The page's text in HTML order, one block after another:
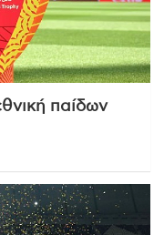
παίδων